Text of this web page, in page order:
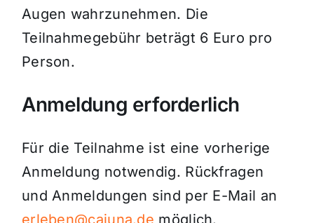
Augen wahrzunehmen. Die
Teilnahmegebühr beträgt 6 Euro pro
Person.
Anmeldung erforderlich
Für die Teilnahme ist eine vorherige
Anmeldung notwendig. Rückfragen
und Anmeldungen sind per E-Mail an